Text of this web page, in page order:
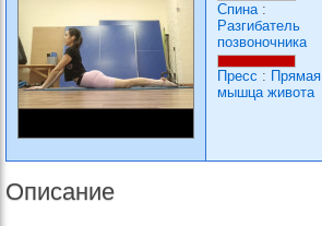
Спина:
Разгибатель
позвоночника
Пресс : Прямая
мышца живота
Описание